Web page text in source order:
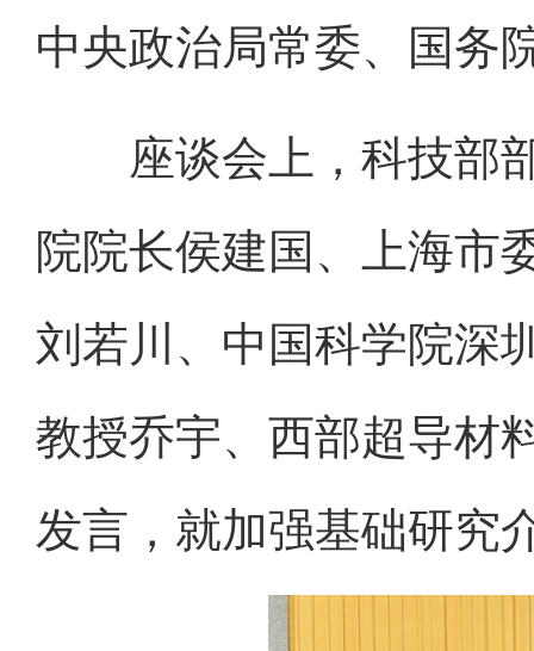
中央政治局常委、国务
座谈会上，科技部部
院院长侯建国、上海市
刘若川、中国科学院深
教授乔宇、西部超导材
发言，就加强基础研究